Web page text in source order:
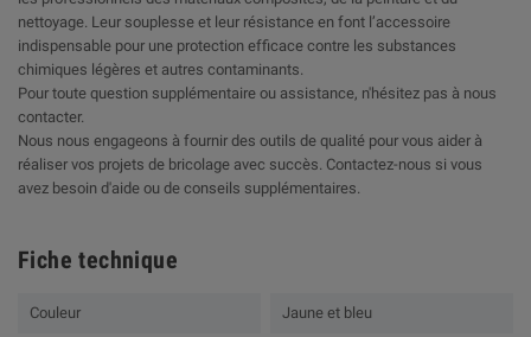
nettoyage. Leur souplesse et leur résistance en font l’accessoire
indispensable pour une protection efficace contre les substances
chimiques légères et autres contaminants.
Pour toute question supplémentaire ou assistance, n'hésitez pas à nous
contacter.
Nous nous engageons à fournir des outils de qualité pour vous aider à
réaliser vos projets de bricolage avec succès. Contactez-nous si vous
avez besoin d'aide ou de conseils supplémentaires.
Fiche technique
Couleur Jaune et bleu